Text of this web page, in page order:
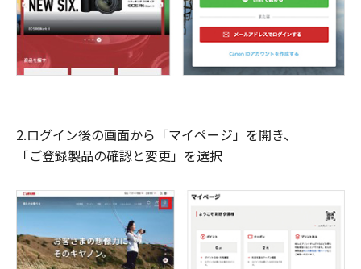
2.ログイン後の画面から「マイページ」を開き、
「ご登録製品の確認と変更」を選択